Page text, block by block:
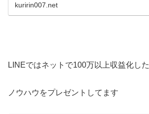
kuririn007.net
LINEではネットで100万以上収益化した
ノウハウをプレゼントしてます